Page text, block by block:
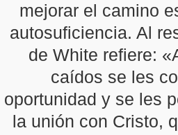
mejorar el camino
autosuficiencia. Al
de White refiere:
caídos se les
oportunidad y se les
la unión con Cristo,